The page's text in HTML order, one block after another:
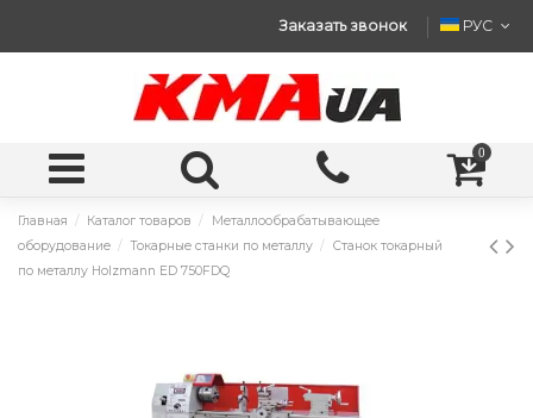
Заказать звонок РУС
0
Главная Каталог товаров
Металлообрабатывающее
оборудование
Токарные станки по металлу
Станок токарный
по металлу Holzmann ED 750FDQ